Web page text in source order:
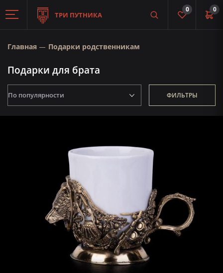
ТРИ ПУТНИКА
0
0
Главная Подарки родственникам
Подарки для брата
ФИЛЬТРЫ